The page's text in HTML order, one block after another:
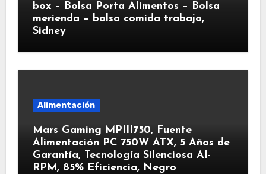
box – Bolsa Porta Alimentos – Bolsa
merienda – bolsa comida trabajo,
Sidney
Alimentación
Mars Gaming MPIII750, Fuente
Alimentación PC 750W ATX, 5 Años de
Garantía, Tecnología Silenciosa AI-
RPM, 85% Eficiencia, Negro